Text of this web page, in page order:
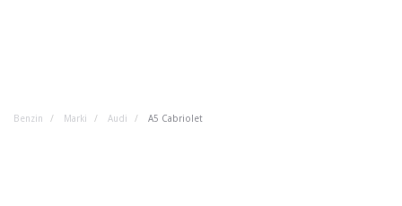
Benzin Marki Audi A5 Cabriolet